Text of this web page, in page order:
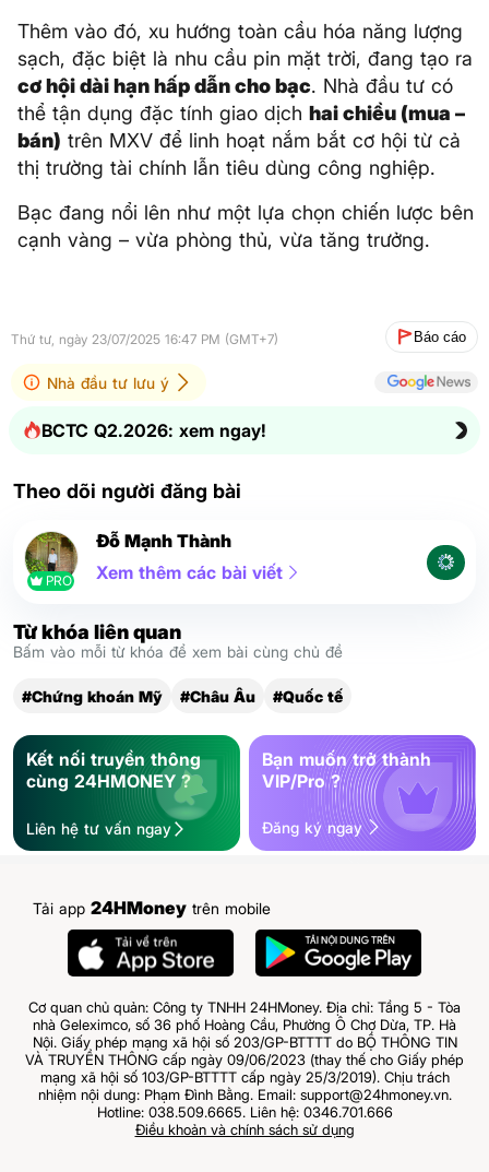
Thêm vào đó, xu hướng toàn cầu hóa năng lượng
sạch, đặc biệt là nhu cầu pin mặt trời, đang tạo ra
cơ hội dài hạn hấp dẫn cho bạc. Nhà đầu tư có
thể tận dụng đặc tính giao dịch hai chiều (mua –
bán) trên MXV để linh hoạt nắm bắt cơ hội từ cả
thị trường tài chính lẫn tiêu dùng công nghiệp.
Bạc đang nổi lên như một lựa chọn chiến lược bên
cạnh vàng – vừa phòng thủ, vừa tăng trưởng.
Thứ tư, ngày 23/07/2025 16:47 PM (GMT+7) Báo cáo
Nhà đầu tư lưu ý
BCTC Q2.2026: xem ngay!
Theo dõi người đăng bài
PRO
Đỗ Mạnh Thành
Xem thêm các bài viết
Từ khóa liên quan
Bấm vào mỗi từ khóa để xem bài cùng chủ đề
#Chứng khoán Mỹ #Châu Âu #Quốc tế
Kết nối truyền thông
cùng 24HMONEY ?
Liên hệ tư vấn ngay
Bạn muốn trở thành
VIP/Pro ?
Đăng ký ngay
Tải app 24HMoney trên mobile
Cơ quan chủ quản: Công ty TNHH 24HMoney. Địa chỉ: Tầng 5 - Tòa
nhà Geleximco, số 36 phố Hoàng Cầu, Phường Ô Chợ Dừa, TP. Hà
Nội. Giấy phép mạng xã hội số 203/GP-BTTTT do BỘ THÔNG TIN
VÀ TRUYỀN THÔNG cấp ngày 09/06/2023 (thay thế cho Giấy phép
mạng xã hội số 103/GP-BTTTT cấp ngày 25/3/2019). Chịu trách
nhiệm nội dung: Phạm Đình Bằng. Email: support@24hmoney.vn.
Hotline: 038.509.6665. Liên hệ: 0346.701.666
Điều khoản và chính sách sử dụng